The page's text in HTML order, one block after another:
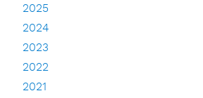
2025
2024
2023
2022
2021